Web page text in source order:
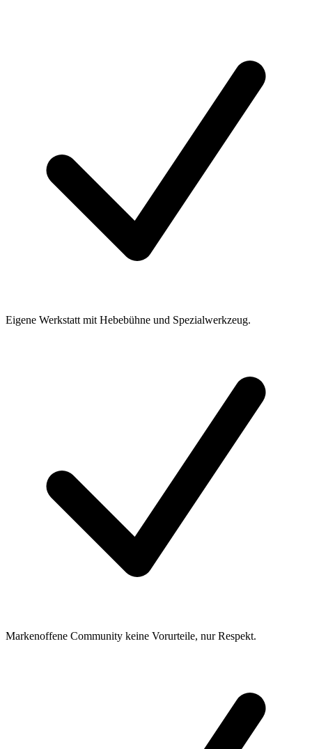
Eigene Werkstatt mit Hebebühne und Spezialwerkzeug.
Markenoffene Community keine Vorurteile, nur Respekt.